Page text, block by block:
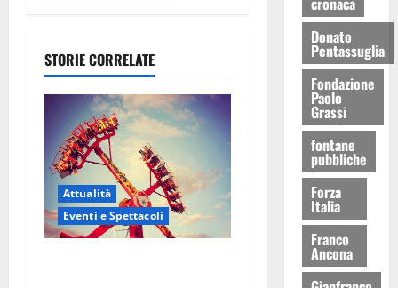
STORIE CORRELATE
Attualità
Eventi e Spettacoli
Donato
Pentassuglia
Fondazione
Paolo
Grassi
fontane
pubbliche
Forza
Italia
Franco
Ancona